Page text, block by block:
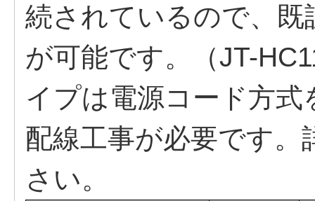
続されているので、
が可能です。（JT-
イプは電源コード方
配線工事が必要です。
さい。